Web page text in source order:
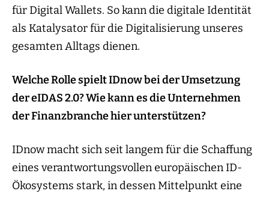
für Digital Wallets. So kann die digitale Identität
als Katalysator für die Digitalisierung unseres
gesamten Alltags dienen.
Welche Rolle spielt IDnow bei der Umsetzung
der eIDAS 2.0? Wie kann es die Unternehmen
der Finanzbranche hier unterstützen?
IDnow macht sich seit langem für die Schaffung
eines verantwortungsvollen europäischen ID-
Ökosystems stark, in dessen Mittelpunkt eine